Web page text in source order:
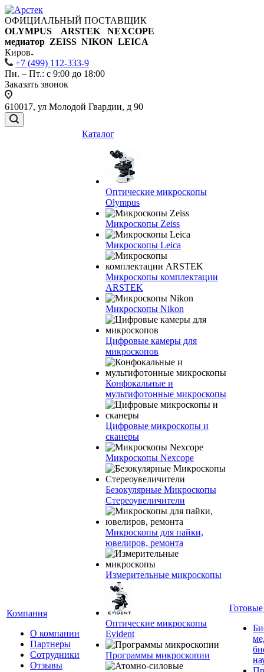
ОФИЦИАЛЬНЫЙ ПОСТАВЩИК
OLYMPUS ARSTEK NEXCOPE
медиатор ZEISS NIKON LEICA
Киров
+7 (499) 112-333-9
Пн. – Пт.: с 9:00 до 18:00
Заказать звонок
610017, ул Молодой Гвардии, д 90
Компания
О компании
Партнеры
Сотрудники
Отзывы
Каталог
Оптические микроскопы
Olympus
Микроскопы Zeiss
Микроскопы Leica
Микроскопы комплектации
ARSTEK
Микроскопы Nikon
Цифровые камеры для
микроскопов
Конфокальные и
мультифотонные микроскопы
Цифровые микроскопы и
сканеры
Микроскопы Nexcope
Безокулярные Микроскопы
Стереоувеличители
Микроскопы для пайки,
ювелиров, ремонта
Измерительные микроскопы
Оптические микроскопы
Evident
Программы микроскопии